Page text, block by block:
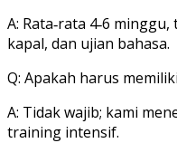
A: Rata‑rata 4‑6
kapal, dan ujian bahasa.
Q: Apakah harus
A: Tidak wajib; kami
training intensif.